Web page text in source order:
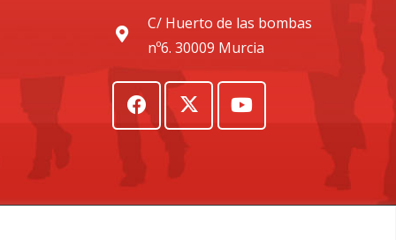
C/ Huerto de las bombas
nº6. 30009 Murcia